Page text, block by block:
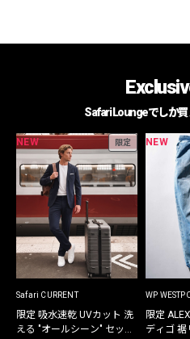
Safari Loungeでしか
NEW 限定
Safari CURRENT
限定 吸水速乾 UVカット 洗
える "オールシーン" セット
NEW
WP
限定
ディゴ 裾